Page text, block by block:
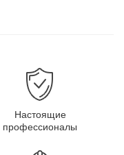
Настоящие
профессионалы